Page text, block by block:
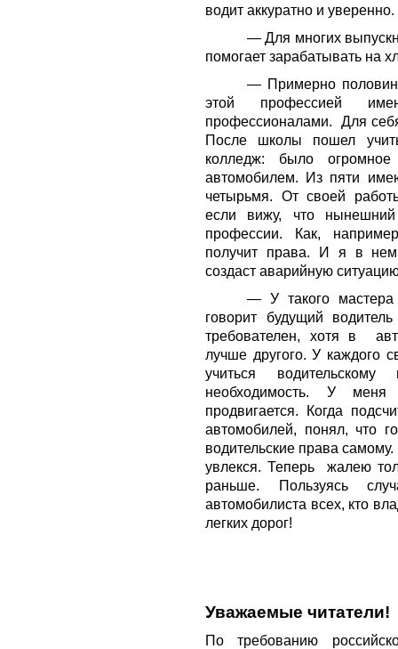
водит аккуратно и уверенно.
— Для многих
помогает зарабатывать на
— Примерно
этой профессией
профессионалами. Для
После школы пошел
колледж: было
автомобилем. Из пяти
четырьмя. От своей
если вижу, что
профессии. Как,
получит права. И я в
создаст аварийную
— У такого
говорит будущий
требователен, хотя в
лучше другого. У каждого
учиться
необходимость. У
продвигается. Когда
автомобилей, понял, что
водительские права
увлекся. Теперь жалею
раньше. Пользуясь
автомобилиста всех, кто
легких дорог!
Уважаемые читатели!
По требованию